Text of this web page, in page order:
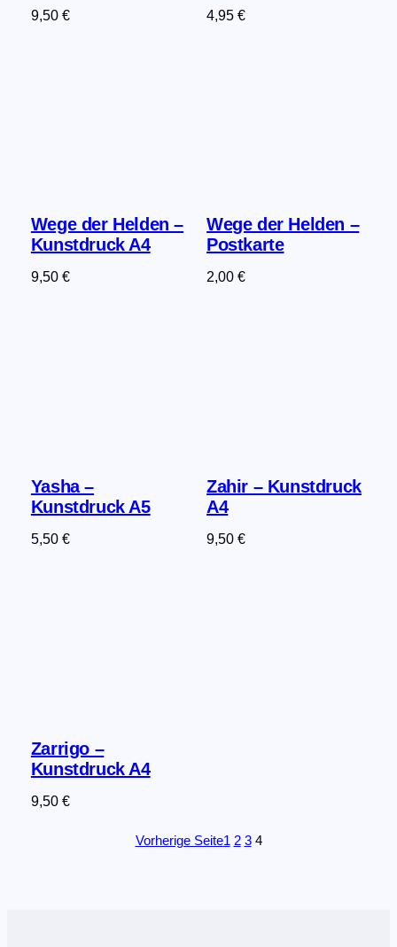
9,50 € 4,95€
Wege der Helden –
Kunstdruck A4
9,50 €
Wege der Helden –
Postkarte
2,00€
Yasha –
Kunstdruck A5
5,50 €
Zahir – Kunstdruck
A4
9,50€
Zarrigo –
Kunstdruck A4
9,50 €
Vorherige Seite1 2 3 4